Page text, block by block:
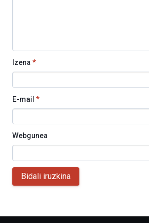
Izena*
E-mail *
Webgunea
Bidali iruzkina